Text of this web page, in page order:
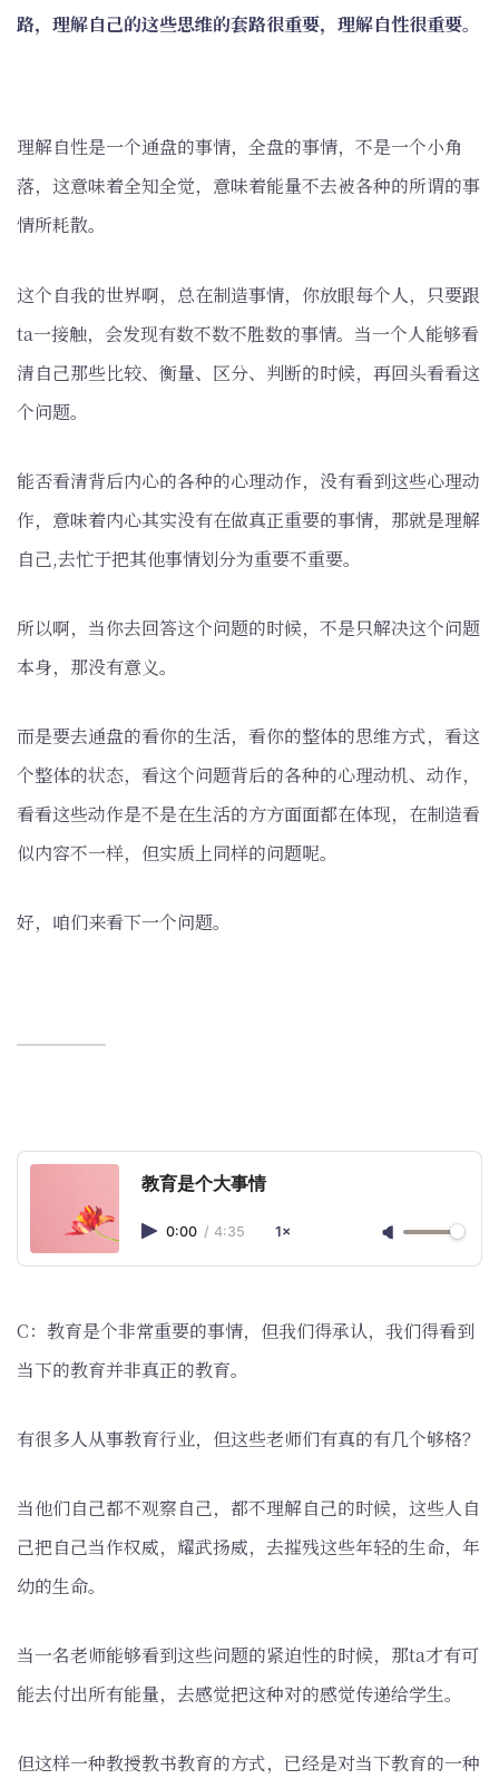
路，理解自己的这些思维的套路很重要，理解自性很重要。
理解自性是一个通盘的事情，全盘的事情，不是一个小角
落，这意味着全知全觉，意味着能量不去被各种的所谓的事
情所耗散。
这个自我的世界啊，总在制造事情，你放眼每个人，只要跟
ta一接触，会发现有数不数不胜数的事情。当一个人能够看
清自己那些比较、衡量、区分、判断的时候，再回头看看这
个问题。
能否看清背后内心的各种的心理动作，没有看到这些心理动
作，意味着内心其实没有在做真正重要的事情，那就是理解
自己,去忙于把其他事情划分为重要不重要。
所以啊，当你去回答这个问题的时候，不是只解决这个问题
本身，那没有意义。
而是要去通盘的看你的生活，看你的整体的思维方式，看这
个整体的状态，看这个问题背后的各种的心理动机、动作，
看看这些动作是不是在生活的方方面面都在体现，在制造看
似内容不一样，但实质上同样的问题呢。
好，咱们来看下一个问题。
教育是个大事情
0:00 / 4:35 1×
C：教育是个非常重要的事情，但我们得承认，我们得看到
当下的教育并非真正的教育。
有很多人从事教育行业，但这些老师们有真的有几个够格？
当他们自己都不观察自己，都不理解自己的时候，这些人自
己把自己当作权威，耀武扬威，去摧残这些年轻的生命，年
幼的生命。
当一名老师能够看到这些问题的紧迫性的时候，那ta才有可
能去付出所有能量，去感觉把这种对的感觉传递给学生。
但这样一种教授教书教育的方式，已经是对当下教育的一种